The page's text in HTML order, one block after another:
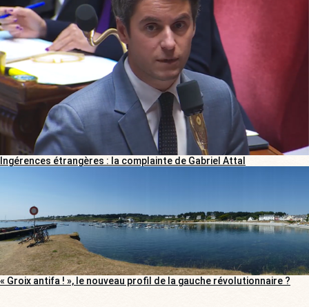
Ingérences étrangères : la complainte de Gabriel Attal
« Groix antifa ! », le nouveau profil de la gauche révolutionnaire ?